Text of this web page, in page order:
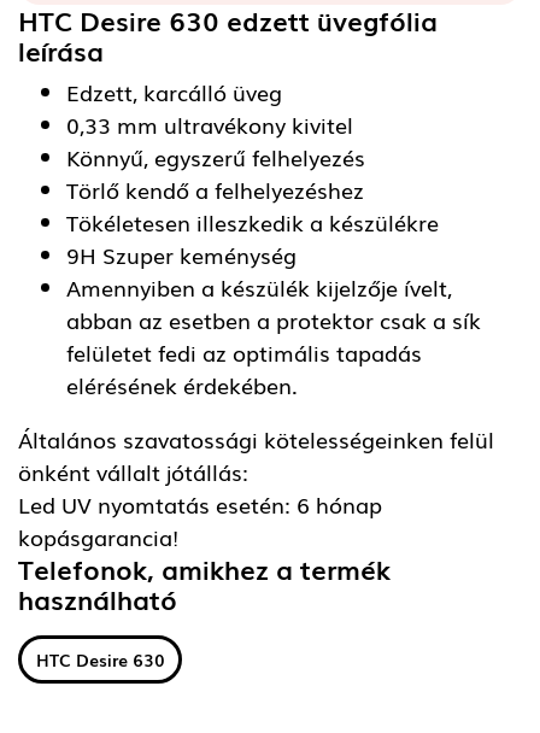
HTC Desire 630 edzett üvegfólia
leírása
Edzett, karcálló üveg
0,33 mm ultravékony kivitel
Könnyű, egyszerű felhelyezés
Törlő kendő a felhelyezéshez
Tökéletesen illeszkedik a készülékre
9H Szuper keménység
Amennyiben a készülék kijelzője ívelt,
abban az esetben a protektor csak a sík
felületet fedi az optimális tapadás
elérésének érdekében.
Általános szavatossági kötelességeinken felül
önként vállalt jótállás:
Led UV nyomtatás esetén: 6 hónap
kopásgarancia!
Telefonok, amikhez a termék
használható
HTC Desire 630